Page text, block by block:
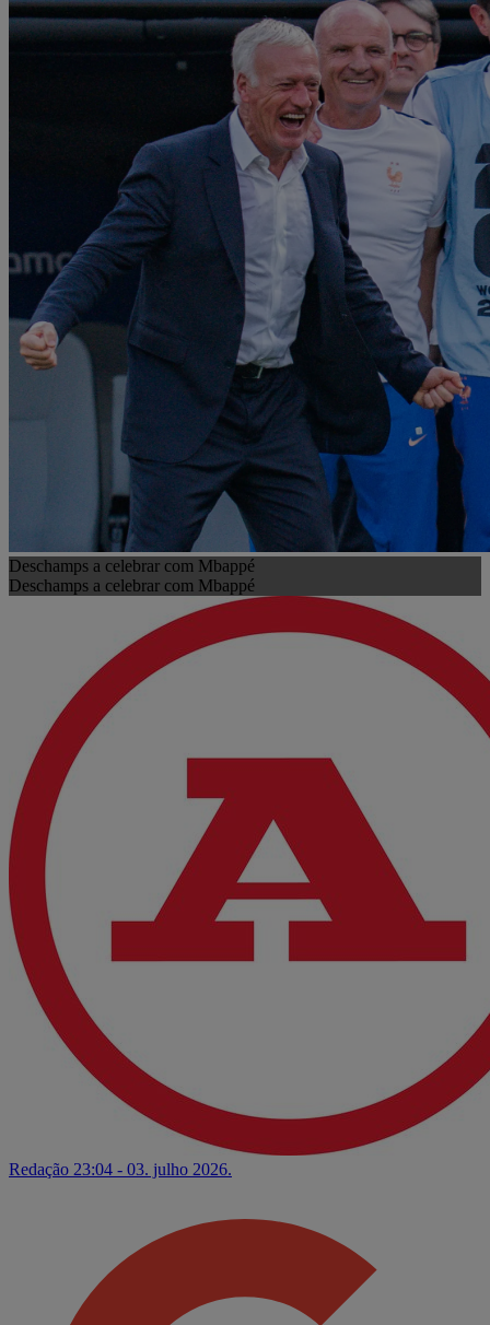
Deschamps a celebrar com Mbappé
Deschamps a celebrar com Mbappé
Redação 23:04 - 03. julho 2026.